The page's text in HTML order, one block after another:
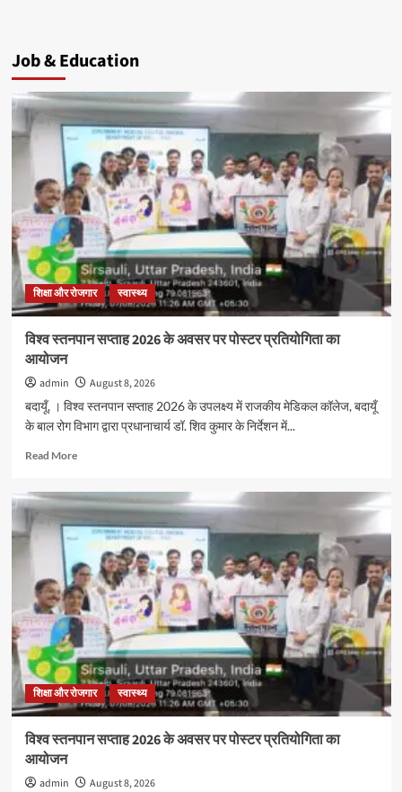
Job & Education
शिक्षा और रोजगार स्वास्थ्य
विश्व स्तनपान सप्ताह 2026 के अवसर पर पोस्टर प्रतियोगिता का
आयोजन
admin
August 8, 2026
बदायूँ, । विश्व स्तनपान सप्ताह 2026 के उपलक्ष्य में राजकीय मेडिकल कॉलेज, बदायूँ
के बाल रोग विभाग द्वारा प्रधानाचार्य डॉ. शिव कुमार के निर्देशन में...
Read MoreRead
विश्व
स्तनपान
सप्ताह
2026
के
अवसर
पर
पोस्टर
प्रतियोगिता
का
आयोजन
शिक्षा और रोजगार स्वास्थ्य
विश्व स्तनपान सप्ताह 2026 के अवसर पर पोस्टर प्रतियोगिता का
आयोजन
admin
August 8, 2026